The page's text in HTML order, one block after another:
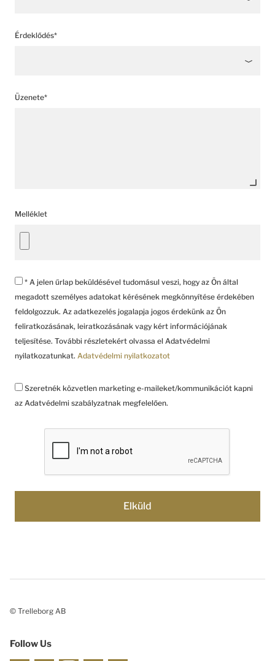
Érdeklődés*
Üzenete*
Melléklet
* A jelen űrlap beküldésével tudomásul veszi, hogy az Ön által
megadott személyes adatokat kérésének megkönnyítése érdekében
feldolgozzuk. Az adatkezelés jogalapja jogos érdekünk az Ön
feliratkozásának, leiratkozásának vagy kért információjának
teljesítése. További részletekért olvassa el Adatvédelmi
nyilatkozatunkat. Adatvédelmi nyilatkozatot
Szeretnék közvetlen marketing e-maileket/kommunikációt kapni
az Adatvédelmi szabályzatnak megfelelően.
© Trelleborg AB
Follow Us